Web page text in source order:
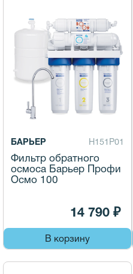
БАРЬЕР Н151Р01
Фильтр обратного
осмоса Барьер Профи
Осмо 100
14 790 ₽
В корзину